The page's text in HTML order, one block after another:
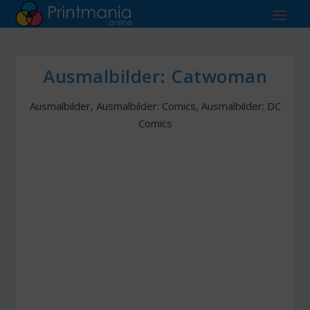
Ausmalbilder: Catwoman
Ausmalbilder, Ausmalbilder: Comics, Ausmalbilder: DC
Comics